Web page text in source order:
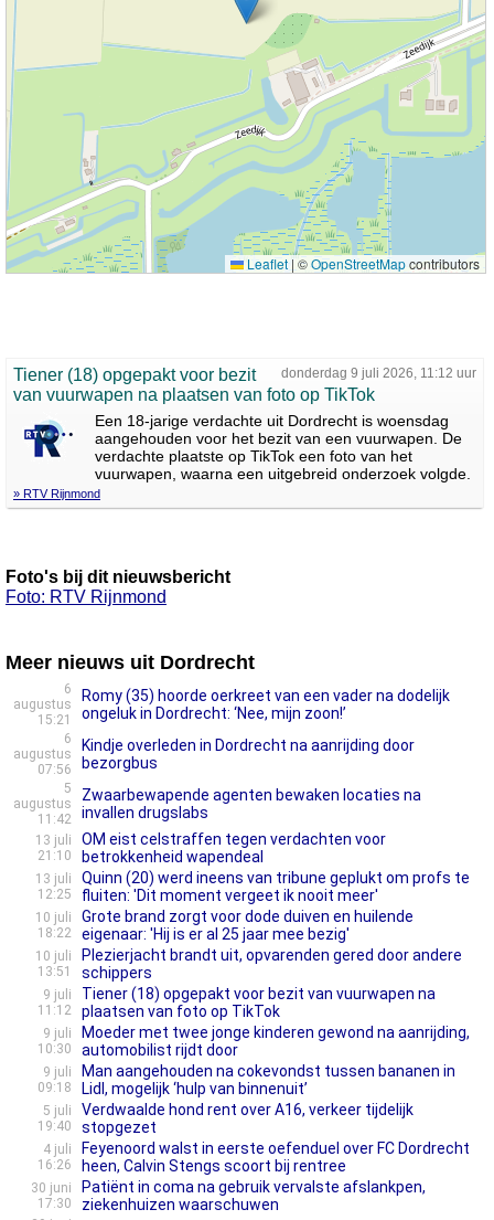
Leaflet | ©OpenStreetMapcontributors
donderdag 9 juli 2026, 11:12 uur
Tiener (18) opgepakt voor bezit
van vuurwapen na plaatsen van foto op TikTok
Een 18-jarige verdachte uit Dordrecht is woensdag
aangehouden voor het bezit van een vuurwapen. De
verdachte plaatste op TikTok een foto van het
vuurwapen, waarna een uitgebreid onderzoek volgde.
» RTV Rijnmond
Foto's bij dit nieuwsbericht
Foto: RTV Rijnmond
Meer nieuws uit Dordrecht
6
augustus
15:21
Romy (35) hoorde oerkreet van een vader na dodelijk
ongeluk in Dordrecht: ‘Nee, mijn zoon!’
6
augustus
07:56
Kindje overleden in Dordrecht na aanrijding door
bezorgbus
5
augustus
11:42
Zwaarbewapende agenten bewaken locaties na
invallen drugslabs
13 juli
21:10
OM eist celstraffen tegen verdachten voor
betrokkenheid wapendeal
13 juli
12:25
Quinn (20) werd ineens van tribune geplukt om profs te
fluiten: 'Dit moment vergeet ik nooit meer'
10 juli
18:22
Grote brand zorgt voor dode duiven en huilende
eigenaar: 'Hij is er al 25 jaar mee bezig'
10 juli
13:51
Plezierjacht brandt uit, opvarenden gered door andere
schippers
9 juli
11:12
Tiener (18) opgepakt voor bezit van vuurwapen na
plaatsen van foto op TikTok
9 juli
10:30
Moeder met twee jonge kinderen gewond na aanrijding,
automobilist rijdt door
9 juli
09:18
Man aangehouden na cokevondst tussen bananen in
Lidl, mogelijk ‘hulp van binnenuit’
5 juli
19:40
Verdwaalde hond rent over A16, verkeer tijdelijk
stopgezet
4 juli
16:26
Feyenoord walst in eerste oefenduel over FC Dordrecht
heen, Calvin Stengs scoort bij rentree
30 juni
17:30
Patiënt in coma na gebruik vervalste afslankpen,
ziekenhuizen waarschuwen